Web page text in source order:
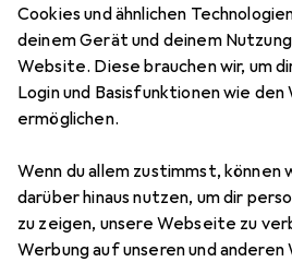
Cookies und ähnlichen
deinem Gerät und deinem
Website. Diese brauchen wir, um
Login und Basisfunktionen wie den
ermöglichen.
Wenn du allem zustimmst, können
darüber hinaus nutzen, um dir
zu zeigen, unsere Webseite zu
Werbung auf unseren und
2 Bilder
Pichler
EUR
29,90
5
Bewertungen